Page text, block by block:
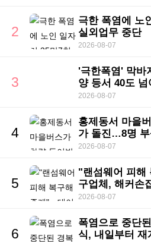
2
극한 폭염에 노
실외업무 중단
2026-08-07
3
'극한폭염' 막바
양 등서 40도 넘
2026-08-07
4
홍제동서 마을
가 돌진…8명
2026-08-07
5
"랜섬웨어 피
구업체, 해커손
2026-08-07
6
폭염으로 중단
식, 내일부터 재